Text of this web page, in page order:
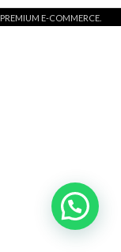
. PREMIUM E-COMMERCE.